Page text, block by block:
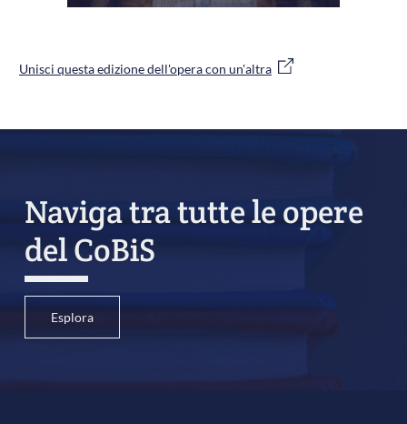
Unisci questa edizione dell'opera con un'altra
Naviga tra tutte le opere
del CoBiS
Esplora